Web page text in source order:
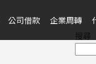
公司借款 企業周轉
搜尋